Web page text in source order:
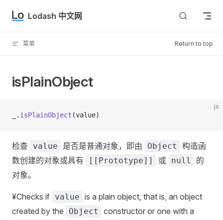
Skip to content
Lodash 中文网
菜单 Return to top
isPlainObject
js
_. isPlainObject (value)
检查 value 是否是普通对象，即由 Object
构造函
数创建的对象或具有
[[Prototype]] 或 null
的
对象。
¥Checks if value is a plain object, that is, an object
created by the
Object constructor or one with a